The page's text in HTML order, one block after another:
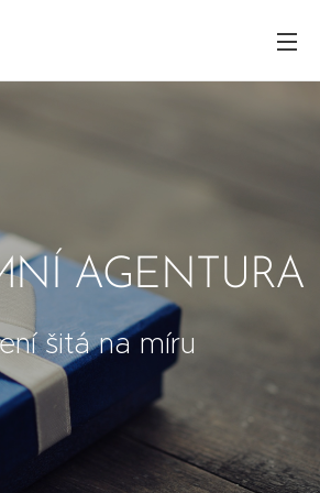
AGENTURA
šitá na míru